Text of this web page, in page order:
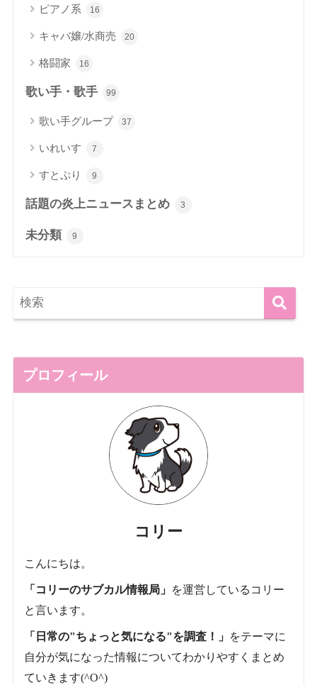
ピアノ系 16
キャバ嬢/水商売 20
格闘家 16
歌い手・歌手 99
歌い手グループ 37
いれいす 7
すとぷり 9
話題の炎上ニュースまとめ 3
未分類 9
プロフィール
コリー
こんにちは。
「コリーのサブカル情報局」 を運営しているコリー
と言います。
「日常の"ちょっと気になる"を調査！」 をテーマに
自分が気になった情報についてわかりやすくまとめ
ていきます(^O^)